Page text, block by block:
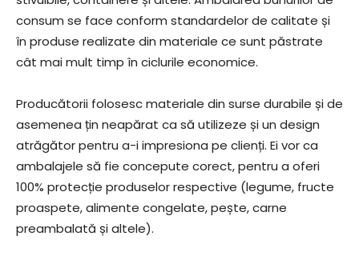
consum se face conform standardelor de calitate și
în produse realizate din materiale ce sunt păstrate
cât mai mult timp în ciclurile economice.
Producătorii folosesc materiale din surse durabile și de
asemenea țin neapărat ca să utilizeze și un design
atrăgător pentru a-i impresiona pe clienți. Ei vor ca
ambalajele să fie concepute corect, pentru a oferi
100% protecție produselor respective (legume, fructe
proaspete, alimente congelate, pește, carne
preambalată și altele).